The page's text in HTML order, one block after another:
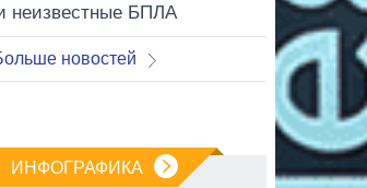
неизвестные БПЛА
новостей
ИНФОГРАФИКА